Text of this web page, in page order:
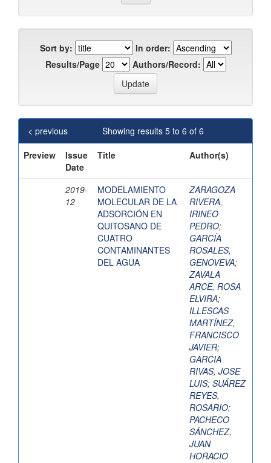
Sort by:
In order:
Results/Page
Authors/Record:
Showing results 5 to 6 of 6
< previous
Preview
Issue
Date
Title Author(s)
2019-
12
MODELAMIENTO
MOLECULAR DE LA
ADSORCIÓN EN
QUITOSANO DE
CUATRO
CONTAMINANTES
DEL AGUA
ZARAGOZA
RIVERA,
IRINEO
PEDRO;
GARCÍA
ROSALES,
GENOVEVA;
ZAVALA
ARCE, ROSA
ELVIRA;
ILLESCAS
MARTÍNEZ,
FRANCISCO
JAVIER;
GARCIA
RIVAS, JOSE
LUIS; SUÁREZ
REYES,
ROSARIO;
PACHECO
SÁNCHEZ,
JUAN
HORACIO